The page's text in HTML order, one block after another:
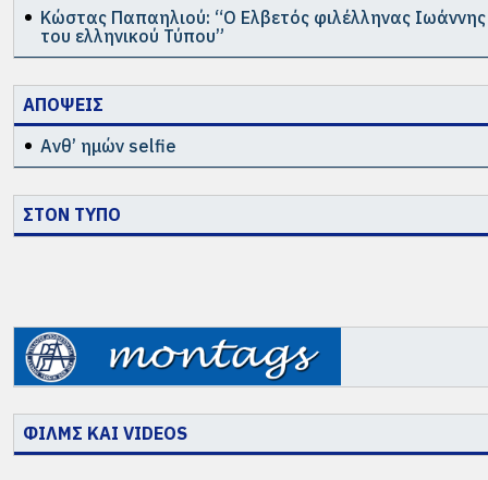
Κώστας Παπαηλιού: “Ο Ελβετός φιλέλληνας
του ελληνικού Τύπου”
ΑΠΟΨΕΙΣ
Ανθ’ ημών selfie
ΣΤΟΝ ΤΥΠΟ
ΦΙΛΜΣ ΚΑΙ VIDEOS